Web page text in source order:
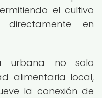
el cultivo
en
urbana no solo
alimentaria local,
la conexión de